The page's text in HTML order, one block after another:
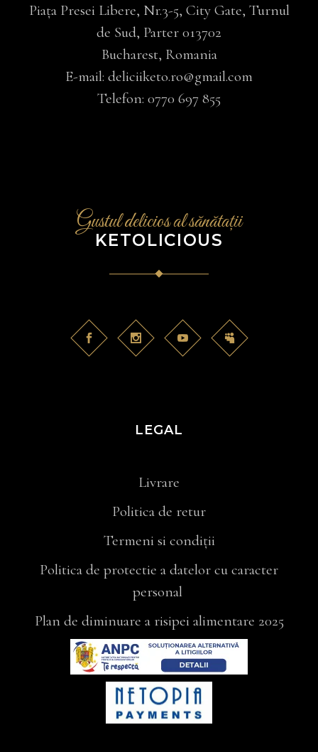
Piața Presei Libere, Nr.3-5, City Gate, Turnul
de Sud, Parter 013702
Bucharest, Romania
E-mail: deliciiketo.ro@gmail.com
Telefon: 0770 697 855
Gustul delicios al sănătații
KETOLICIOUS
LEGAL
Livrare
Politica de retur
Termeni si condiții
Politica de protectie a datelor cu caracter
personal
Plan de diminuare a risipei alimentare 2025